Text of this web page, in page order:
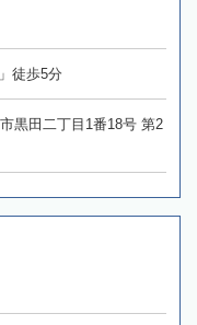
徒歩5分
黒田二丁目1番18号 第2